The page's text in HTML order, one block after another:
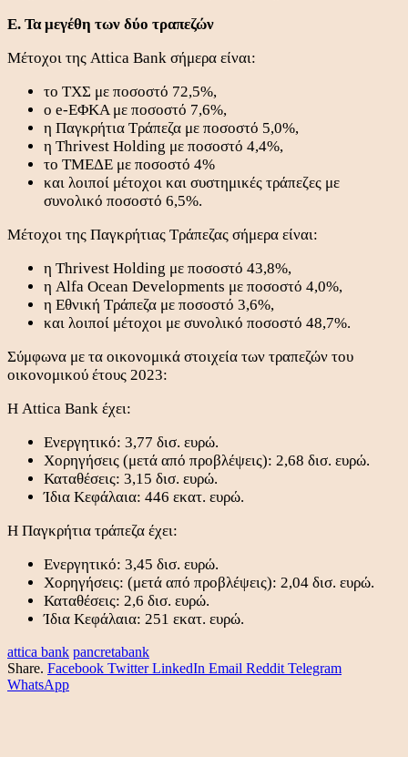
Ε. Τα μεγέθη των δύο τραπεζών
Μέτοχοι της Attica Bank σήμερα είναι:
το ΤΧΣ με ποσοστό 72,5%,
ο e-ΕΦΚΑ με ποσοστό 7,6%,
η Παγκρήτια Τράπεζα με ποσοστό 5,0%,
η Thrivest Holding με ποσοστό 4,4%,
το ΤΜΕΔΕ με ποσοστό 4%
και λοιποί μέτοχοι και συστημικές τράπεζες με
συνολικό ποσοστό 6,5%.
Μέτοχοι της Παγκρήτιας Τράπεζας σήμερα είναι:
η Thrivest Holding με ποσοστό 43,8%,
η Alfa Ocean Developments με ποσοστό 4,0%,
η Εθνική Τράπεζα με ποσοστό 3,6%,
και λοιποί μέτοχοι με συνολικό ποσοστό 48,7%.
Σύμφωνα με τα οικονομικά στοιχεία των τραπεζών του
οικονομικού έτους 2023:
Η Attica Bank έχει:
Ενεργητικό: 3,77 δισ. ευρώ.
Χορηγήσεις (μετά από προβλέψεις): 2,68 δισ. ευρώ.
Καταθέσεις: 3,15 δισ. ευρώ.
Ίδια Κεφάλαια: 446 εκατ. ευρώ.
Η Παγκρήτια τράπεζα έχει:
Ενεργητικό: 3,45 δισ. ευρώ.
Χορηγήσεις: (μετά από προβλέψεις): 2,04 δισ. ευρώ.
Καταθέσεις: 2,6 δισ. ευρώ.
Ίδια Κεφάλαια: 251 εκατ. ευρώ.
attica bank pancretabank
Share. Facebook Twitter LinkedIn Email Reddit Telegram
WhatsApp